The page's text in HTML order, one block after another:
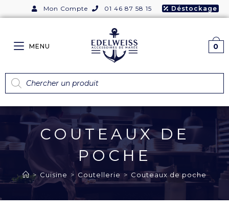
Mon Compte 01 46 87 58 15 Déstockage
MENU 0
COUTEAUX DE
POCHE
> Cuisine > Coutellerie > Couteaux de poche